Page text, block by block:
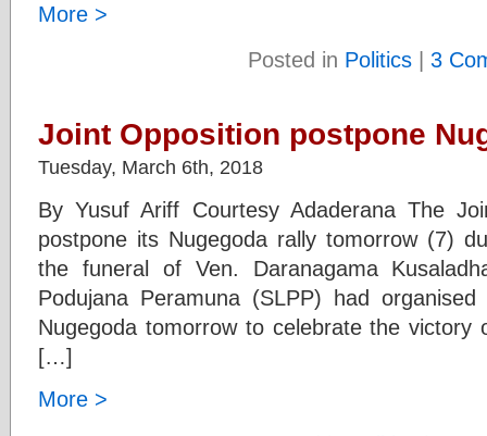
More >
Posted in Politics | 3
Joint Opposition postpone
Tuesday, March 6th, 2018
By Yusuf Ariff Courtesy Adaderana The
postpone its Nugegoda rally tomorrow (7)
the funeral of Ven. Daranagama
Podujana Peramuna (SLPP) had
Nugegoda tomorrow to celebrate the
[…]
More >